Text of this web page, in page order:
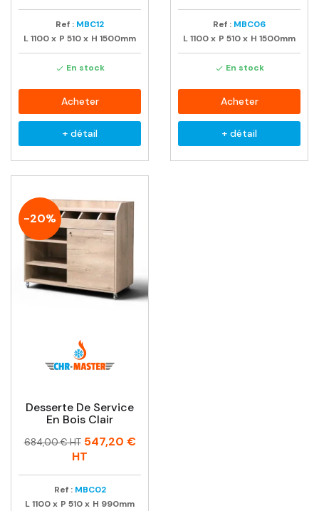
Ref : MBC12
L1100x P 510x H 1500mm
 En stock
Acheter
+ détail
Ref : MBC06
L1100x P 510x H 1500mm
 En stock
Acheter
+ détail
-20%
Desserte De Service
En Bois Clair
Prix
Prix
684,00 € HT 547,20 €
HT
Ref : MBC02
L1100x P 510x H 990mm